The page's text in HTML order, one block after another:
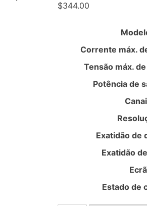
$344.00
Corrente máx.
Tensão máx.
Potência de
Exatidão de
Exatidão
Ecrã
Estado de